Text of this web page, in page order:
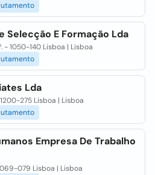
E Formação Lda
- 1050-140 Lisboa | Lisboa
Lda
1200-275 Lisboa | Lisboa
Empresa De Trabalho
079 Lisboa | Lisboa